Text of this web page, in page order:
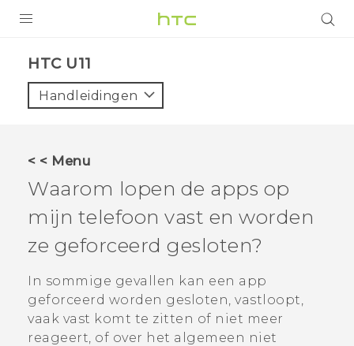
VIVE
AANBIEDINGEN
HTC Club
SUPPORT
HTC-apparaten & -accessoires
VIVERSE
Aanmelden
HTC U11‎
Handleidingen
< < Menu
Waarom lopen de apps op
mijn telefoon vast en worden
ze geforceerd gesloten?
In sommige gevallen kan een app
geforceerd worden gesloten, vastloopt,
vaak vast komt te zitten of niet meer
reageert, of over het algemeen niet